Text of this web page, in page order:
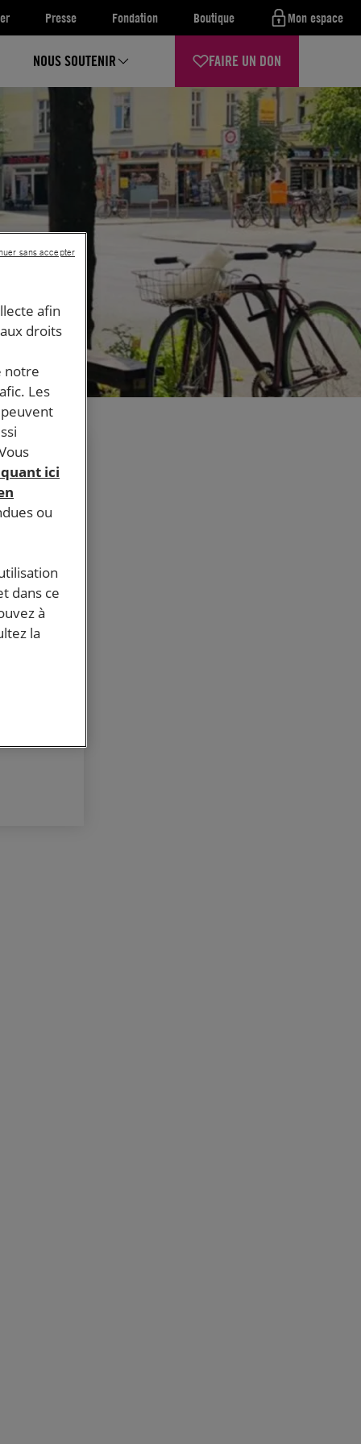
Presse Fondation Boutique Mon espace
NOUS SOUTENIR FAIRE UN DON
afin
droits
notre
Les
ici
ou
dans ce
à
la
sans accepter